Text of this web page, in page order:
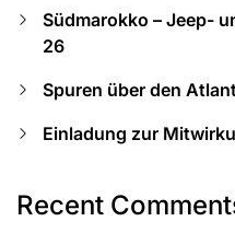
Südmarokko – Jeep-
26
Spuren über den
Einladung zur
Recent